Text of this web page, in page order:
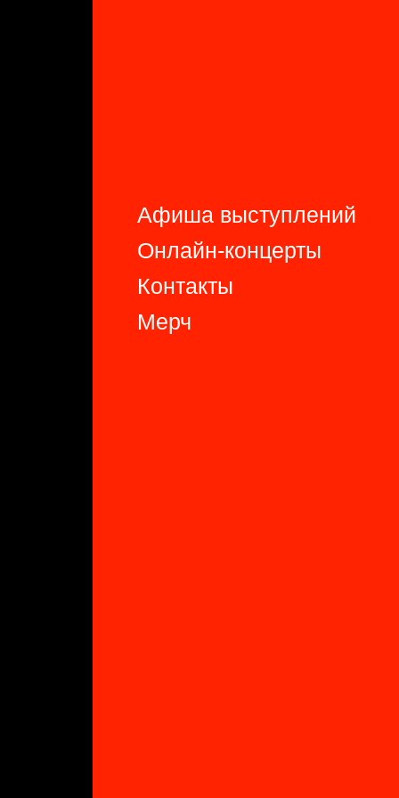
Контакты
Онлайн-концерты
Мерч
Афиша выступлений